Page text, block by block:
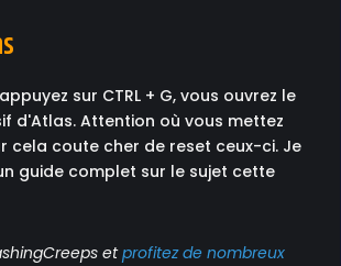
sur CTRL + G, vous ouvrez le
d'Atlas. Attention où vous mettez
cela coute cher de reset ceux-ci. Je
guide complet sur le sujet cette
etprofitez de nombreux